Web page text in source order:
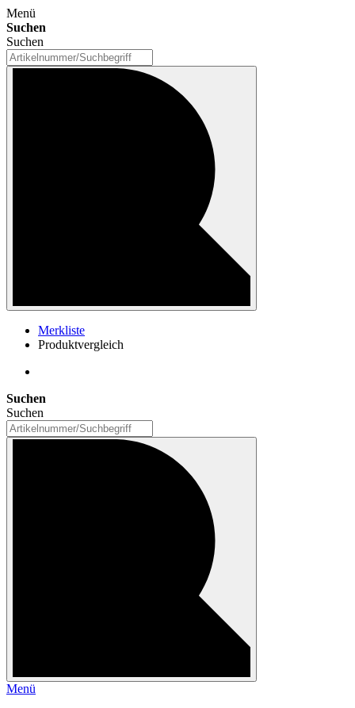
Menü
Suchen
Suchen
Merkliste
Produktvergleich
Suchen
Suchen
Menü